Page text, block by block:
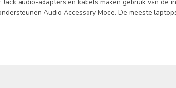
Jack audio-adapters en kabels maken gebruik van
Audio Accessory Mode. De meeste